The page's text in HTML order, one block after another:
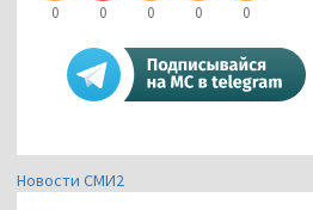
0 0 0 0 0
Новости СМИ2